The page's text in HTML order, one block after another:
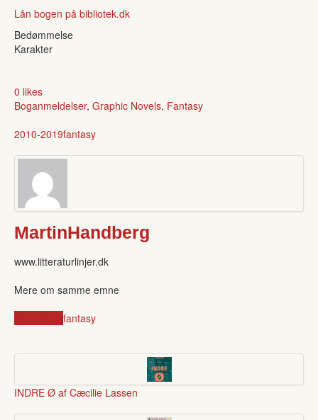
Lån bogen på bibliotek.dk
Bedømmelse
Karakter
0 likes
Boganmeldelser, Graphic Novels, Fantasy
2010-2019fantasy
MartinHandberg
www.litteraturlinjer.dk
Mere om samme emne
fantasy
INDRE Ø af Cæcilie Lassen